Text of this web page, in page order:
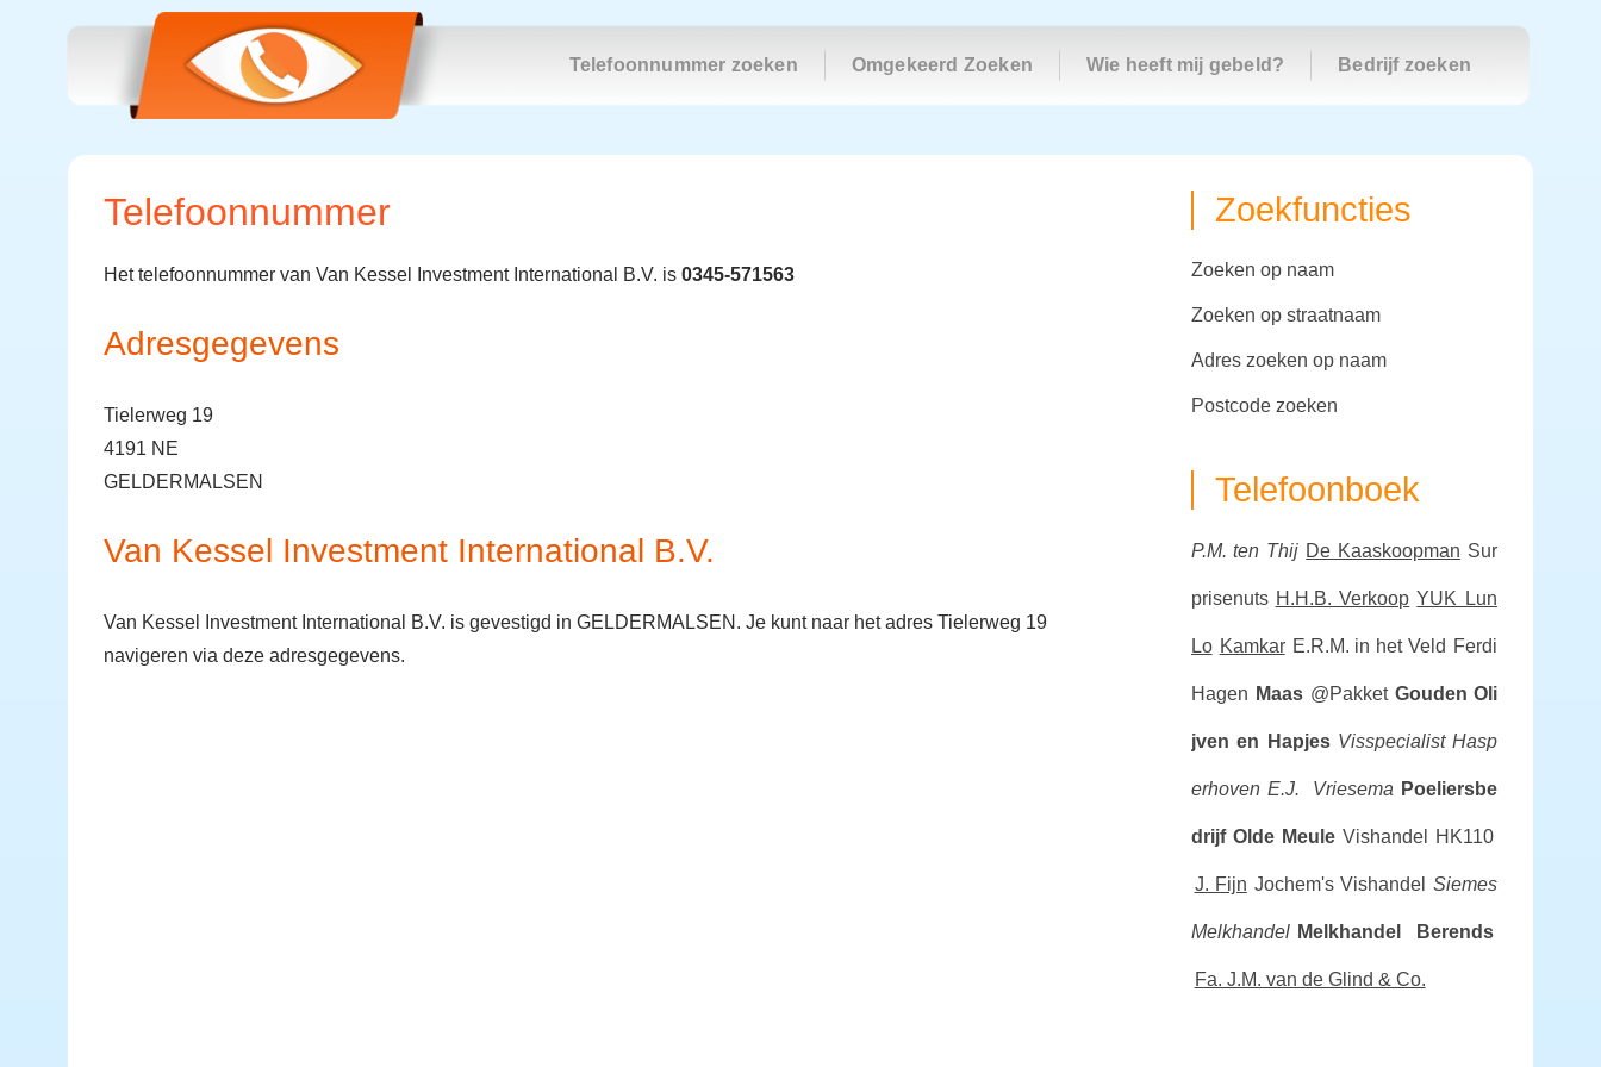
Telefoonnummer zoeken Omgekeerd Zoeken Wie heeft mij gebeld? Bedrijf zoeken
Telefoonnummer
Het telefoonnummer van Van Kessel Investment International B.V. is 0345-571563
Adresgegevens
Tielerweg 19
4191 NE
GELDERMALSEN
Van Kessel Investment International B.V.
Van Kessel Investment International B.V. is gevestigd in GELDERMALSEN. Je kunt naar het adres Tielerweg 19
navigeren via deze adresgegevens.
Zoekfuncties
zoeken op naam
zoeken op straatnaam
adres zoeken op naam
postcode zoeken
Telefoonboek
P.M. ten Thij De Kaaskoopman Sur
prisenuts H.H.B. Verkoop YUK Lun
Lo Kamkar E.R.M. in het Veld Ferdi
Hagen Maas @Pakket Gouden Oli
jven en Hapjes Visspecialist Hasp
erhoven E.J. Vriesema Poeliersbe
drijf Olde Meule Vishandel HK110
J. Fijn Jochem's Vishandel Siemes
Melkhandel Melkhandel Berends
Fa. J.M. van de Glind & Co.